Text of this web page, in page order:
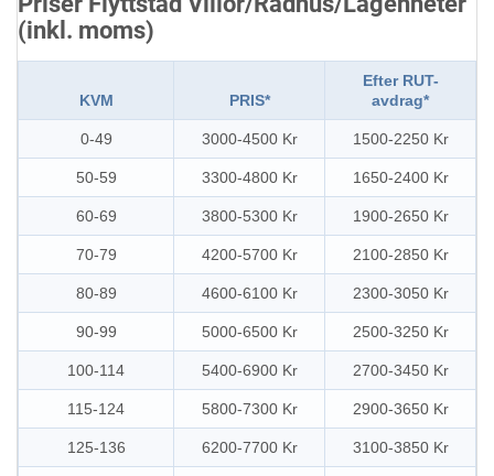
(inkl. moms)
KVM PRIS*
Efter RUT-
avdrag*
0-49 3000-4500 Kr 1500-2250 Kr
50-59 3300-4800 Kr 1650-2400 Kr
60-69 3800-5300 Kr 1900-2650 Kr
70-79 4200-5700 Kr 2100-2850 Kr
80-89 4600-6100 Kr 2300-3050 Kr
90-99 5000-6500 Kr 2500-3250 Kr
100-114 5400-6900 Kr 2700-3450 Kr
115-124 5800-7300 Kr 2900-3650 Kr
125-136 6200-7700 Kr 3100-3850 Kr